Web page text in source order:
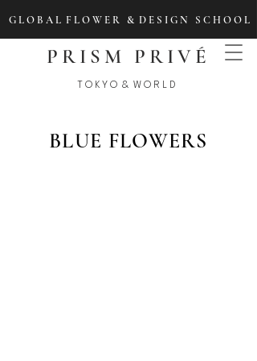
G L O B A L F L O W E R & D E S I G N S C H O O L
PRISM PRIVÉ
T O K Y O & W O R L D
BLUE FLOWERS